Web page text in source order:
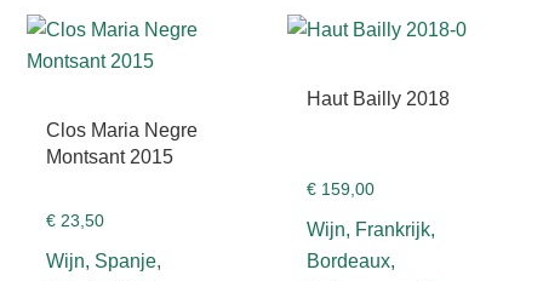
Clos Maria Negre
Montsant 2015
€ 23,50
Wijn, Spanje,
Haut Bailly 2018
€159,00
Wijn, Frankrijk,
Bordeaux,